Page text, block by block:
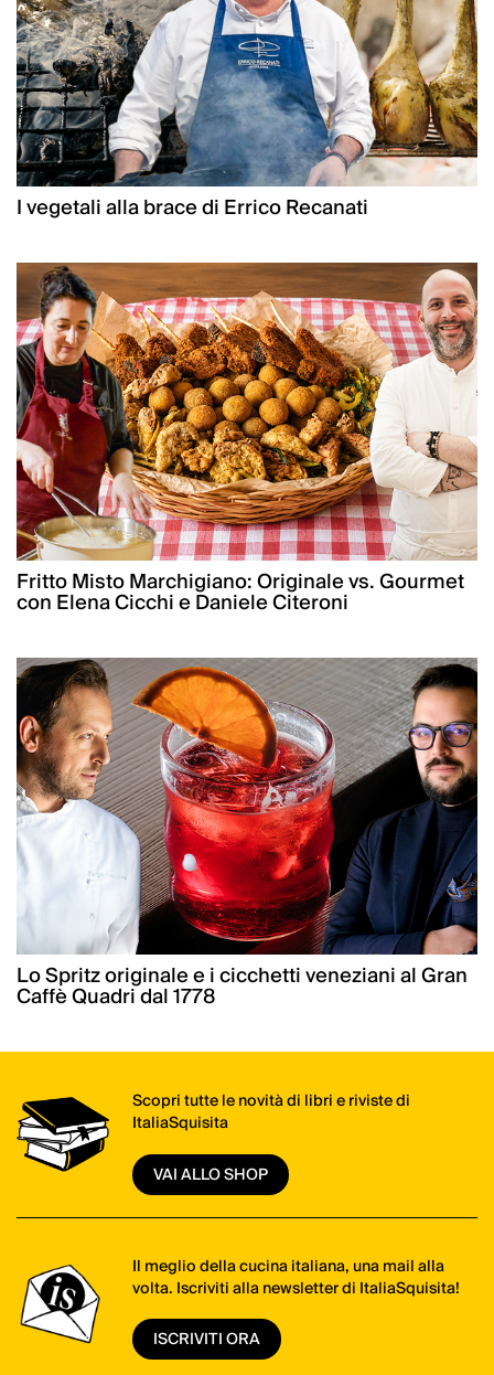
I vegetali alla brace di Errico Recanati
Fritto Misto Marchigiano: Originale vs. Gourmet
con Elena Cicchi e Daniele Citeroni
Lo Spritz originale e i cicchetti veneziani al Gran
Caffè Quadri dal 1778
Scopri tutte le novità di libri e riviste di
ItaliaSquisita
VAI ALLO SHOP
Il meglio della cucina italiana, una mail alla
volta. Iscriviti alla newsletter di ItaliaSquisita!
ISCRIVITI ORA